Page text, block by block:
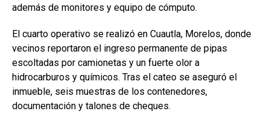
además de monitores y equipo de cómputo.
El cuarto operativo se realizó en Cuautla, Morelos, donde
vecinos reportaron el ingreso permanente de pipas
escoltadas por camionetas y un fuerte olor a
hidrocarburos y químicos. Tras el cateo se aseguró el
inmueble, seis muestras de los contenedores,
documentación y talones de cheques.